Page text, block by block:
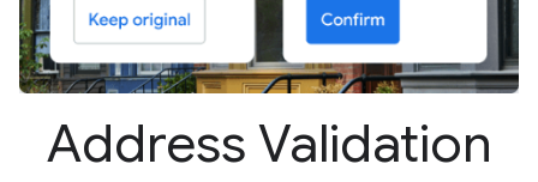
Address Validation